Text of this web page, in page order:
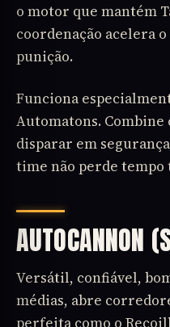
o motor que mantém
coordenação acelera
punição.
Funciona
Automatons.
disparar em
time não perde tempo
AUTOCANNON
Versátil, confiável,
médias, abre
perfeita como o